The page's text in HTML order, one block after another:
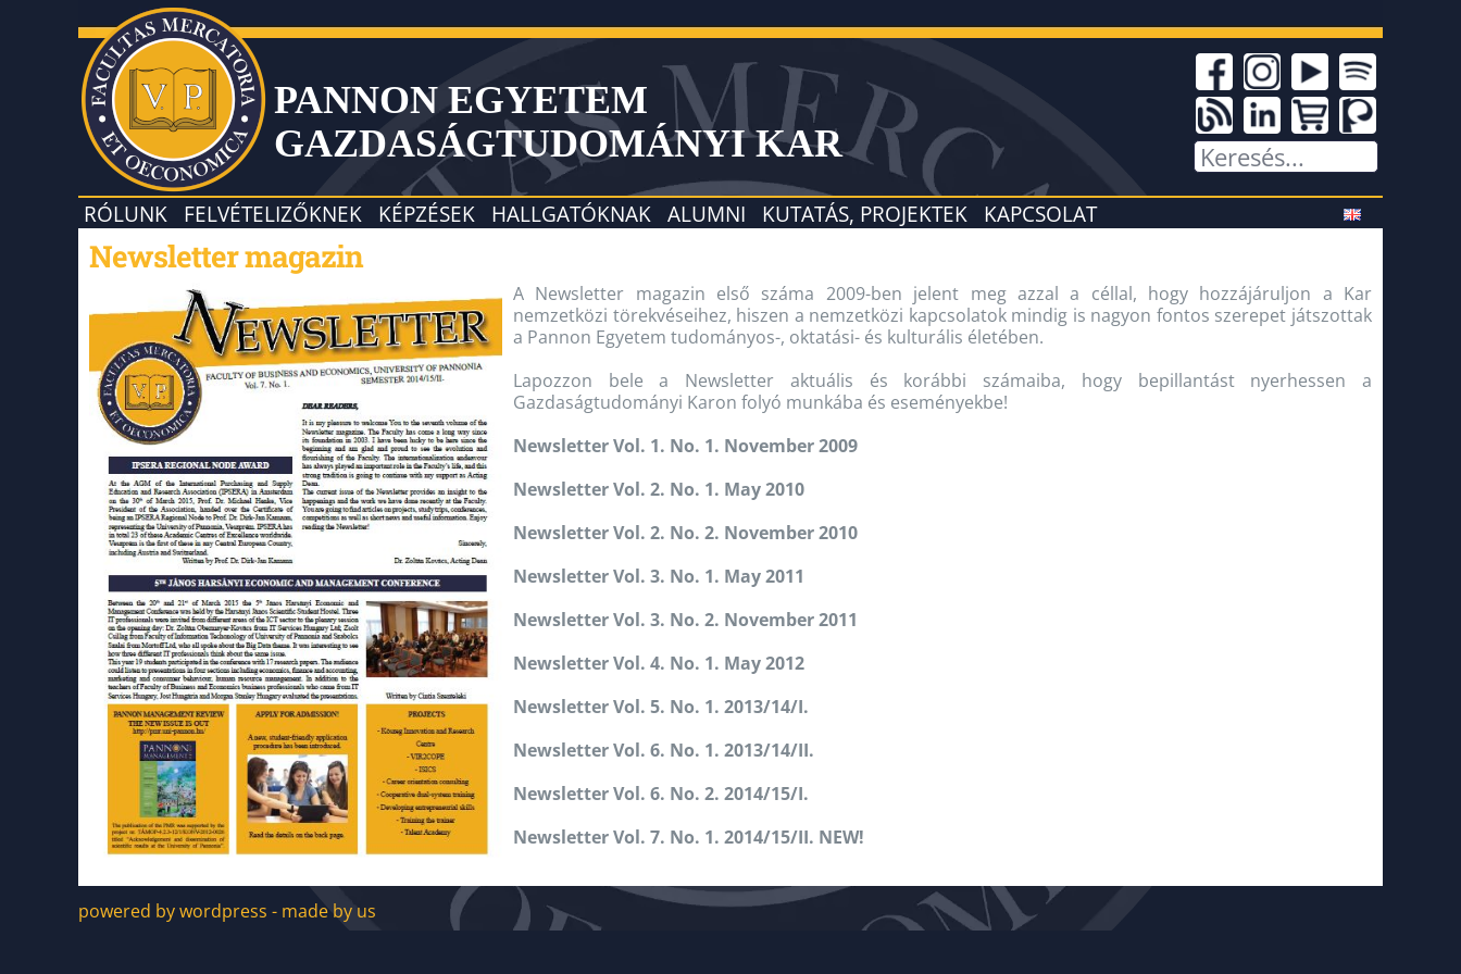
PANNON EGYETEM
GAZDASÁGTUDOMÁNYI KAR
RÓLUNK FELVÉTELIZŐKNEK KÉPZÉSEK HALLGATÓKNAK ALUMNI KUTATÁS, PROJEKTEK KAPCSOLAT
Newsletter magazin
A Newsletter magazin első száma 2009-ben jelent meg azzal a céllal, hogy hozzájáruljon a Kar
nemzetközi törekvéseihez, hiszen a nemzetközi kapcsolatok mindig is nagyon fontos szerepet játszottak
a Pannon Egyetem tudományos-, oktatási- és kulturális életében.
Lapozzon bele a Newsletter aktuális és korábbi számaiba, hogy bepillantást nyerhessen a
Gazdaságtudományi Karon folyó munkába és eseményekbe!
Newsletter Vol. 1. No. 1. November 2009
Newsletter Vol. 2. No. 1. May 2010
Newsletter Vol. 2. No. 2. November 2010
Newsletter Vol. 3. No. 1. May 2011
Newsletter Vol. 3. No. 2. November 2011
Newsletter Vol. 4. No. 1. May 2012
Newsletter Vol. 5. No. 1. 2013/14/I.
Newsletter Vol. 6. No. 1. 2013/14/II.
Newsletter Vol. 6. No. 2. 2014/15/I.
Newsletter Vol. 7. No. 1. 2014/15/II. NEW!
powered by wordpress - made by us